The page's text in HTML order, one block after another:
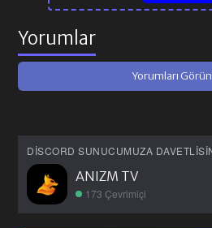
Yorumlar
Yorumları
DISCORD SUNUCUMUZA
ANIZM TV
173 Çevrimiçi